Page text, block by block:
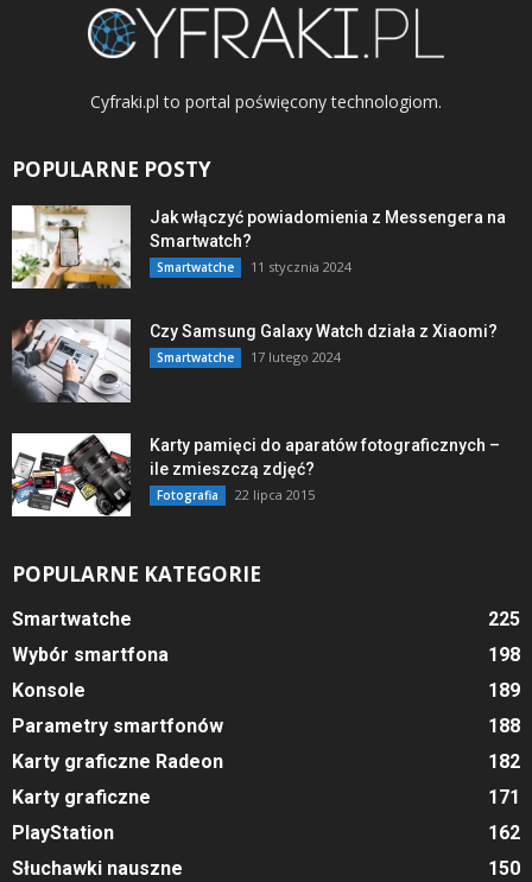
Cyfraki.pl to portal poświęcony technologiom.
POPULARNE POSTY
Jak włączyć powiadomienia z Messengera na
Smartwatch?
Smartwatche 11 stycznia 2024
Czy Samsung Galaxy Watch działa z Xiaomi?
Smartwatche 17 lutego 2024
Karty pamięci do aparatów fotograficznych –
ile zmieszczą zdjęć?
Fotografia 22 lipca 2015
POPULARNE KATEGORIE
Smartwatche
225
Wybór smartfona
198
Konsole
189
Parametry smartfonów
188
Karty graficzne Radeon
182
Karty graficzne
171
PlayStation
162
Słuchawki nauszne
150